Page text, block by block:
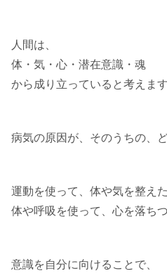
人間は、
体・気・心・潜在意識・魂
から成り立っていると考えます
病気の原因が、そのうちの、
運動を使って、体や気を整えた
体や呼吸を使って、心を落ちつ
意識を自分に向けることで、